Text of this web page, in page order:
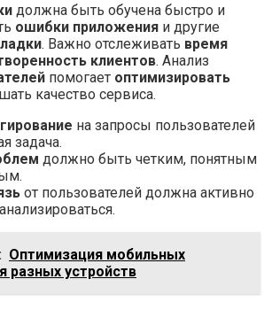
должна быть обучена быстро и
ошибки приложения и другие
. Важно отслеживать время
клиентов. Анализ
помогает оптимизировать
качество сервиса.
на запросы пользователей
задача.
должно быть четким, понятным
от пользователей должна активно
Оптимизация мобильных
разных устройств